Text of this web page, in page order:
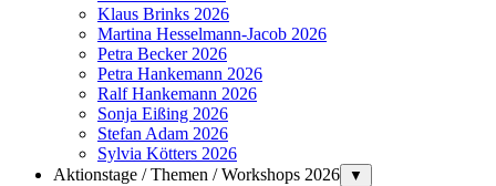
Klaus Brinks 2026
Martina Hesselmann-Jacob 2026
Petra Becker 2026
Petra Hankemann 2026
Ralf Hankemann 2026
Sonja Eißing 2026
Stefan Adam 2026
Sylvia Kötters 2026
Aktionstage / Themen / Workshops 2026
▼